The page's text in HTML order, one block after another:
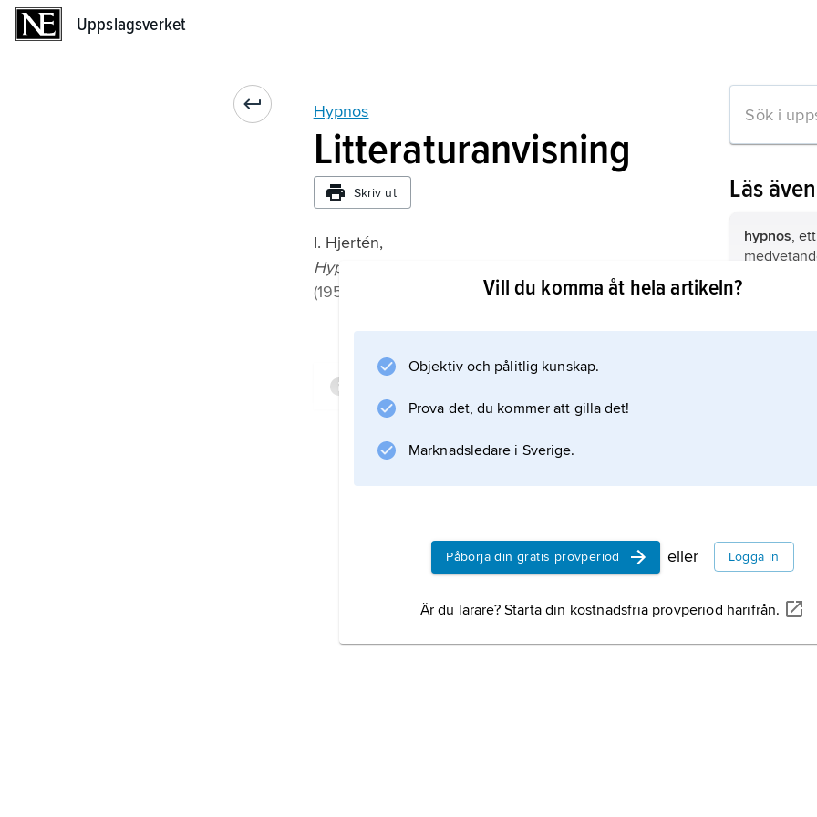
Uppslagsverket
Hypnos
Litteraturanvisning
Skriv ut
I. Hjertén,
Hypnos och Thanatos i dikt och konst
(1951).
Vill du komma åt hela artikeln?
Objektiv och pålitlig kunskap.
Prova det, du kommer att gilla det!
Marknadsledare i Sverige.
Påbörja din gratis provperiod eller Logga in
Är du lärare? Starta din kostnadsfria provperiod härifrån.
Läs
hypnos,
hända av
mytologi
sömn,
spontant
stimuli, en
Hjertén,